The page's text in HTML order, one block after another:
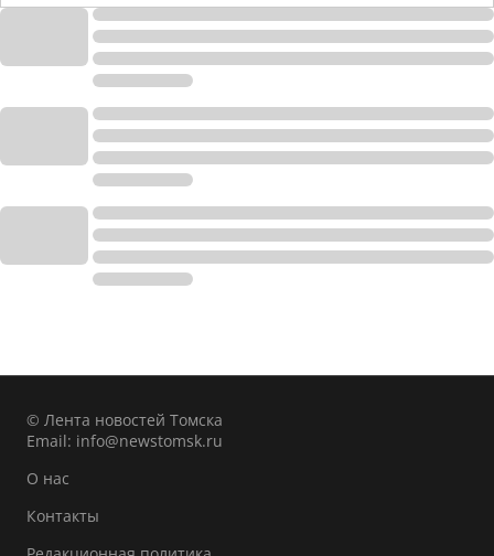
© Лента новостей Томска
Email: info@newstomsk.ru
О нас
Контакты